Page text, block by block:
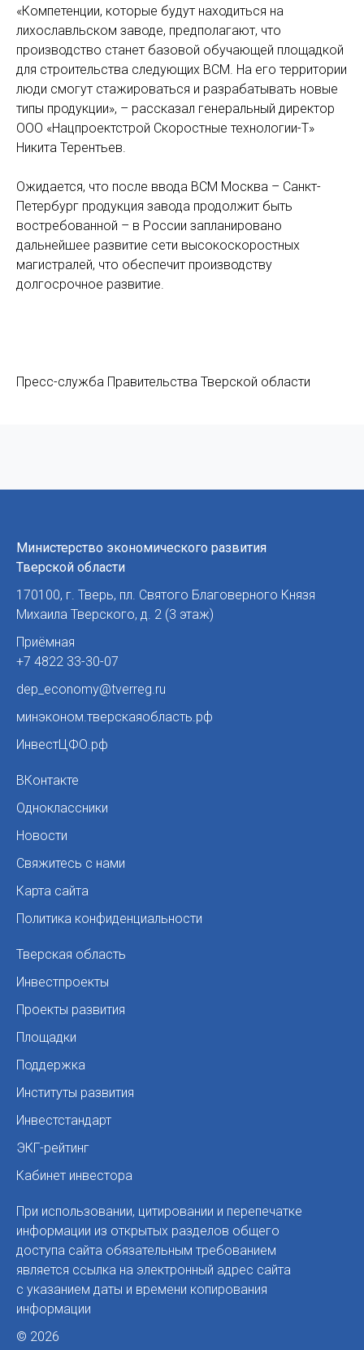
«Компетенции, которые будут находиться на
лихославльском заводе, предполагают, что
производство станет базовой обучающей площадкой
для строительства следующих ВСМ. На его территории
люди смогут стажироваться и разрабатывать новые
типы продукции», – рассказал генеральный директор
ООО «Нацпроектстрой Скоростные технологии-Т»
Никита Терентьев.
Ожидается, что после ввода ВСМ Москва – Санкт-
Петербург продукция завода продолжит быть
востребованной – в России запланировано
дальнейшее развитие сети высокоскоростных
магистралей, что обеспечит производству
долгосрочное развитие.
Пресс-служба Правительства Тверской области
Министерство экономического развития
Тверской области
170100, г. Тверь, пл. Святого Благоверного Князя
Михаила Тверского, д. 2 (3 этаж)
Приёмная
+7 4822 33-30-07
dep_economy@tverreg.ru
минэконом.тверскаяобласть.рф
ИнвестЦФО.рф
ВКонтакте
Одноклассники
Новости
Свяжитесь с нами
Карта сайта
Политика конфиденциальности
Тверская область
Инвестпроекты
Проекты развития
Площадки
Поддержка
Институты развития
Инвестстандарт
ЭКГ-рейтинг
Кабинет инвестора
При использовании, цитировании и перепечатке
информации из открытых разделов общего
доступа сайта обязательным требованием
является ссылка на электронный адрес сайта
с указанием даты и времени копирования
информации
© 2026